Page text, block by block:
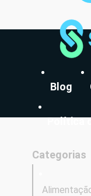
Blog
Política
Categorias